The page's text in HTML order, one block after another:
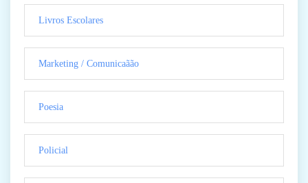
Livros Escolares
Marketing / Comunicaãão
Poesia
Policial